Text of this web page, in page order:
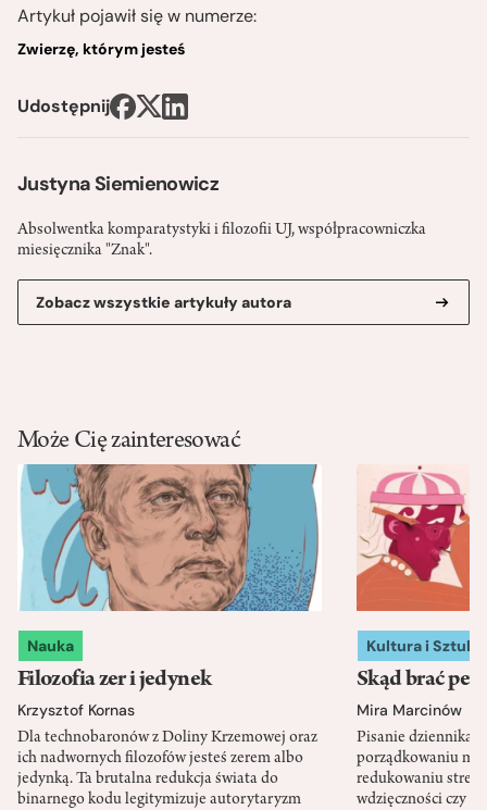
Justyna Siemienowicz
Absolwentka komparatystyki i filozofii UJ, współpracowniczka
miesięcznika "Znak".
Zobacz wszystkie artykuły autora
Artykuł pojawił się w numerze:
Zwierzę, którym jesteś
Udostępnij
Może Cię zainteresować
Nauka
Filozofia zer i jedynek
Krzysztof Kornas
Dla technobaronów z Doliny Krzemowej oraz
ich nadwornych filozofów jesteś zerem albo
jedynką. Ta brutalna redukcja świata do
binarnego kodu legitymizuje autorytaryzm
Kultura i Sztuka
Skąd brać
Mira Marcinów
Pisanie dziennika
porządkowaniu
redukowaniu
wdzięczności czy